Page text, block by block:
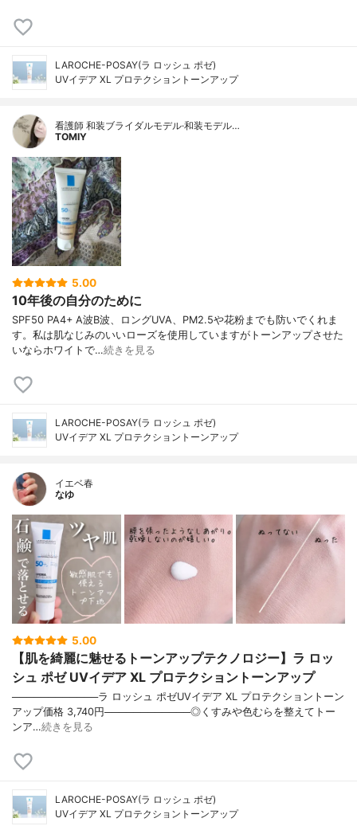
LAROCHE-POSAY(ラ ロッシュ ポゼ)
UVイデア XL プロテクショントーンアップ
看護師 和装ブライダルモデル·和装モデル…
TOMIY
5.00
10年後の自分のために
SPF50 PA4+ A波B波、ロングUVA、PM2.5や花粉までも防いでくれま
す。私は肌なじみのいいローズを使用していますがトーンアップさせた
いならホワイトで…続きを見る
LAROCHE-POSAY(ラ ロッシュ ポゼ)
UVイデア XL プロテクショントーンアップ
イエベ春
なゆ
5.00
【肌を綺麗に魅せるトーンアップテクノロジー】ラ ロッ
シュ ポゼ UVイデア XL プロテクショントーンアップ
────────────ラ ロッシュ ポゼUVイデア XL プロテクショントーン
アップ価格 3,740円────────────◎くすみや色むらを整えてトー
ンア…続きを見る
LAROCHE-POSAY(ラ ロッシュ ポゼ)
UVイデア XL プロテクショントーンアップ